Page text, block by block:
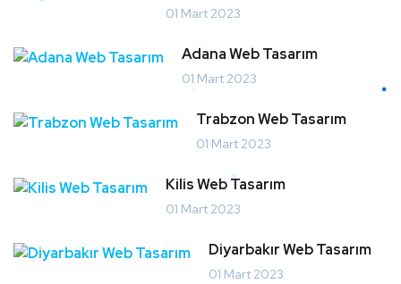
01 Mart 2023
Adana Web Tasarım
01 Mart 2023
Trabzon Web Tasarım
01 Mart 2023
Kilis Web Tasarım
01 Mart 2023
Diyarbakır Web Tasarım
01 Mart 2023